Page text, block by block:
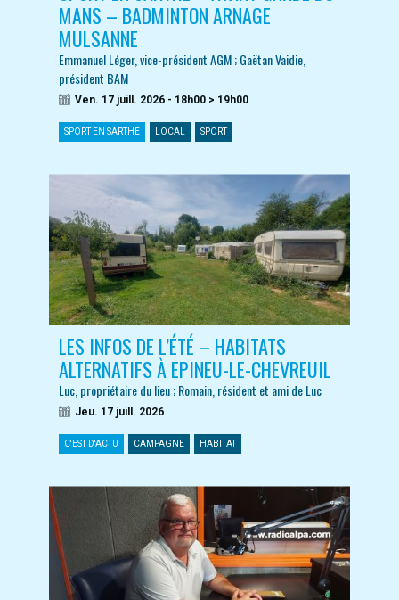
MANS – BADMINTON ARNAGE
MULSANNE
Emmanuel Léger, vice-président AGM ; Gaëtan Vaidie,
président BAM
Ven. 17 juill. 2026 - 18h00 > 19h00
SPORT EN SARTHE LOCAL SPORT
LES INFOS DE L’ÉTÉ – HABITATS
ALTERNATIFS À EPINEU-LE-CHEVREUIL
Luc, propriétaire du lieu ; Romain, résident et ami de Luc
Jeu. 17 juill. 2026
C'EST D'ACTU CAMPAGNE HABITAT